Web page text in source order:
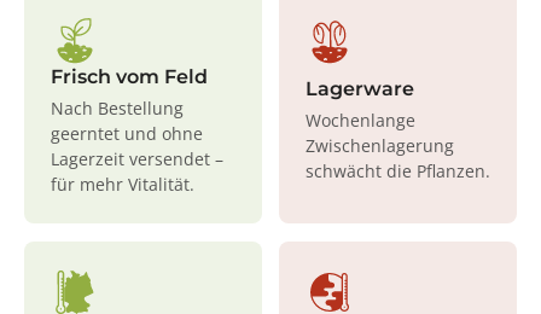
Frisch vom Feld
Nach Bestellung
geerntet und ohne
Lagerzeit versendet –
für mehr Vitalität.
Lagerware
Wochenlange
Zwischenlagerung
schwächt die Pflanzen.